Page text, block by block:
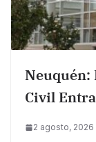
Neuquén:
Civil
2 agosto, 2026